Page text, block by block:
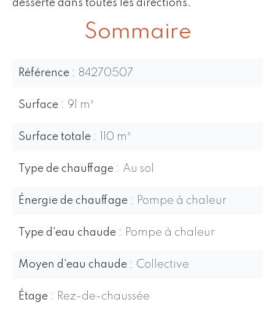
desserte dans toutes les directions.
Sommaire
Référence 84270507
Surface 91 m²
Surface totale 110 m²
Type de chauffage Au sol
Énergie de chauffage Pompe à chaleur
Type d'eau chaude Pompe à chaleur
Moyen d'eau chaude Collective
Étage Rez-de-chaussée